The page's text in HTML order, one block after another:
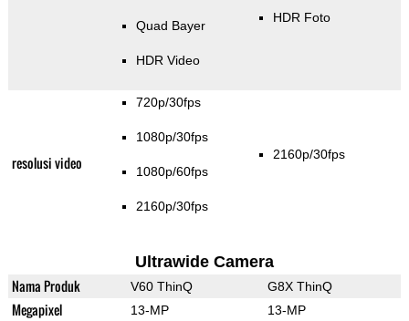
Quad Bayer
HDR Video
HDR Foto
resolusi video
720p/30fps
1080p/30fps
1080p/60fps
2160p/30fps
2160p/30fps
Ultrawide Camera
Nama Produk V60 ThinQ G8X ThinQ
Megapixel 13-MP 13-MP